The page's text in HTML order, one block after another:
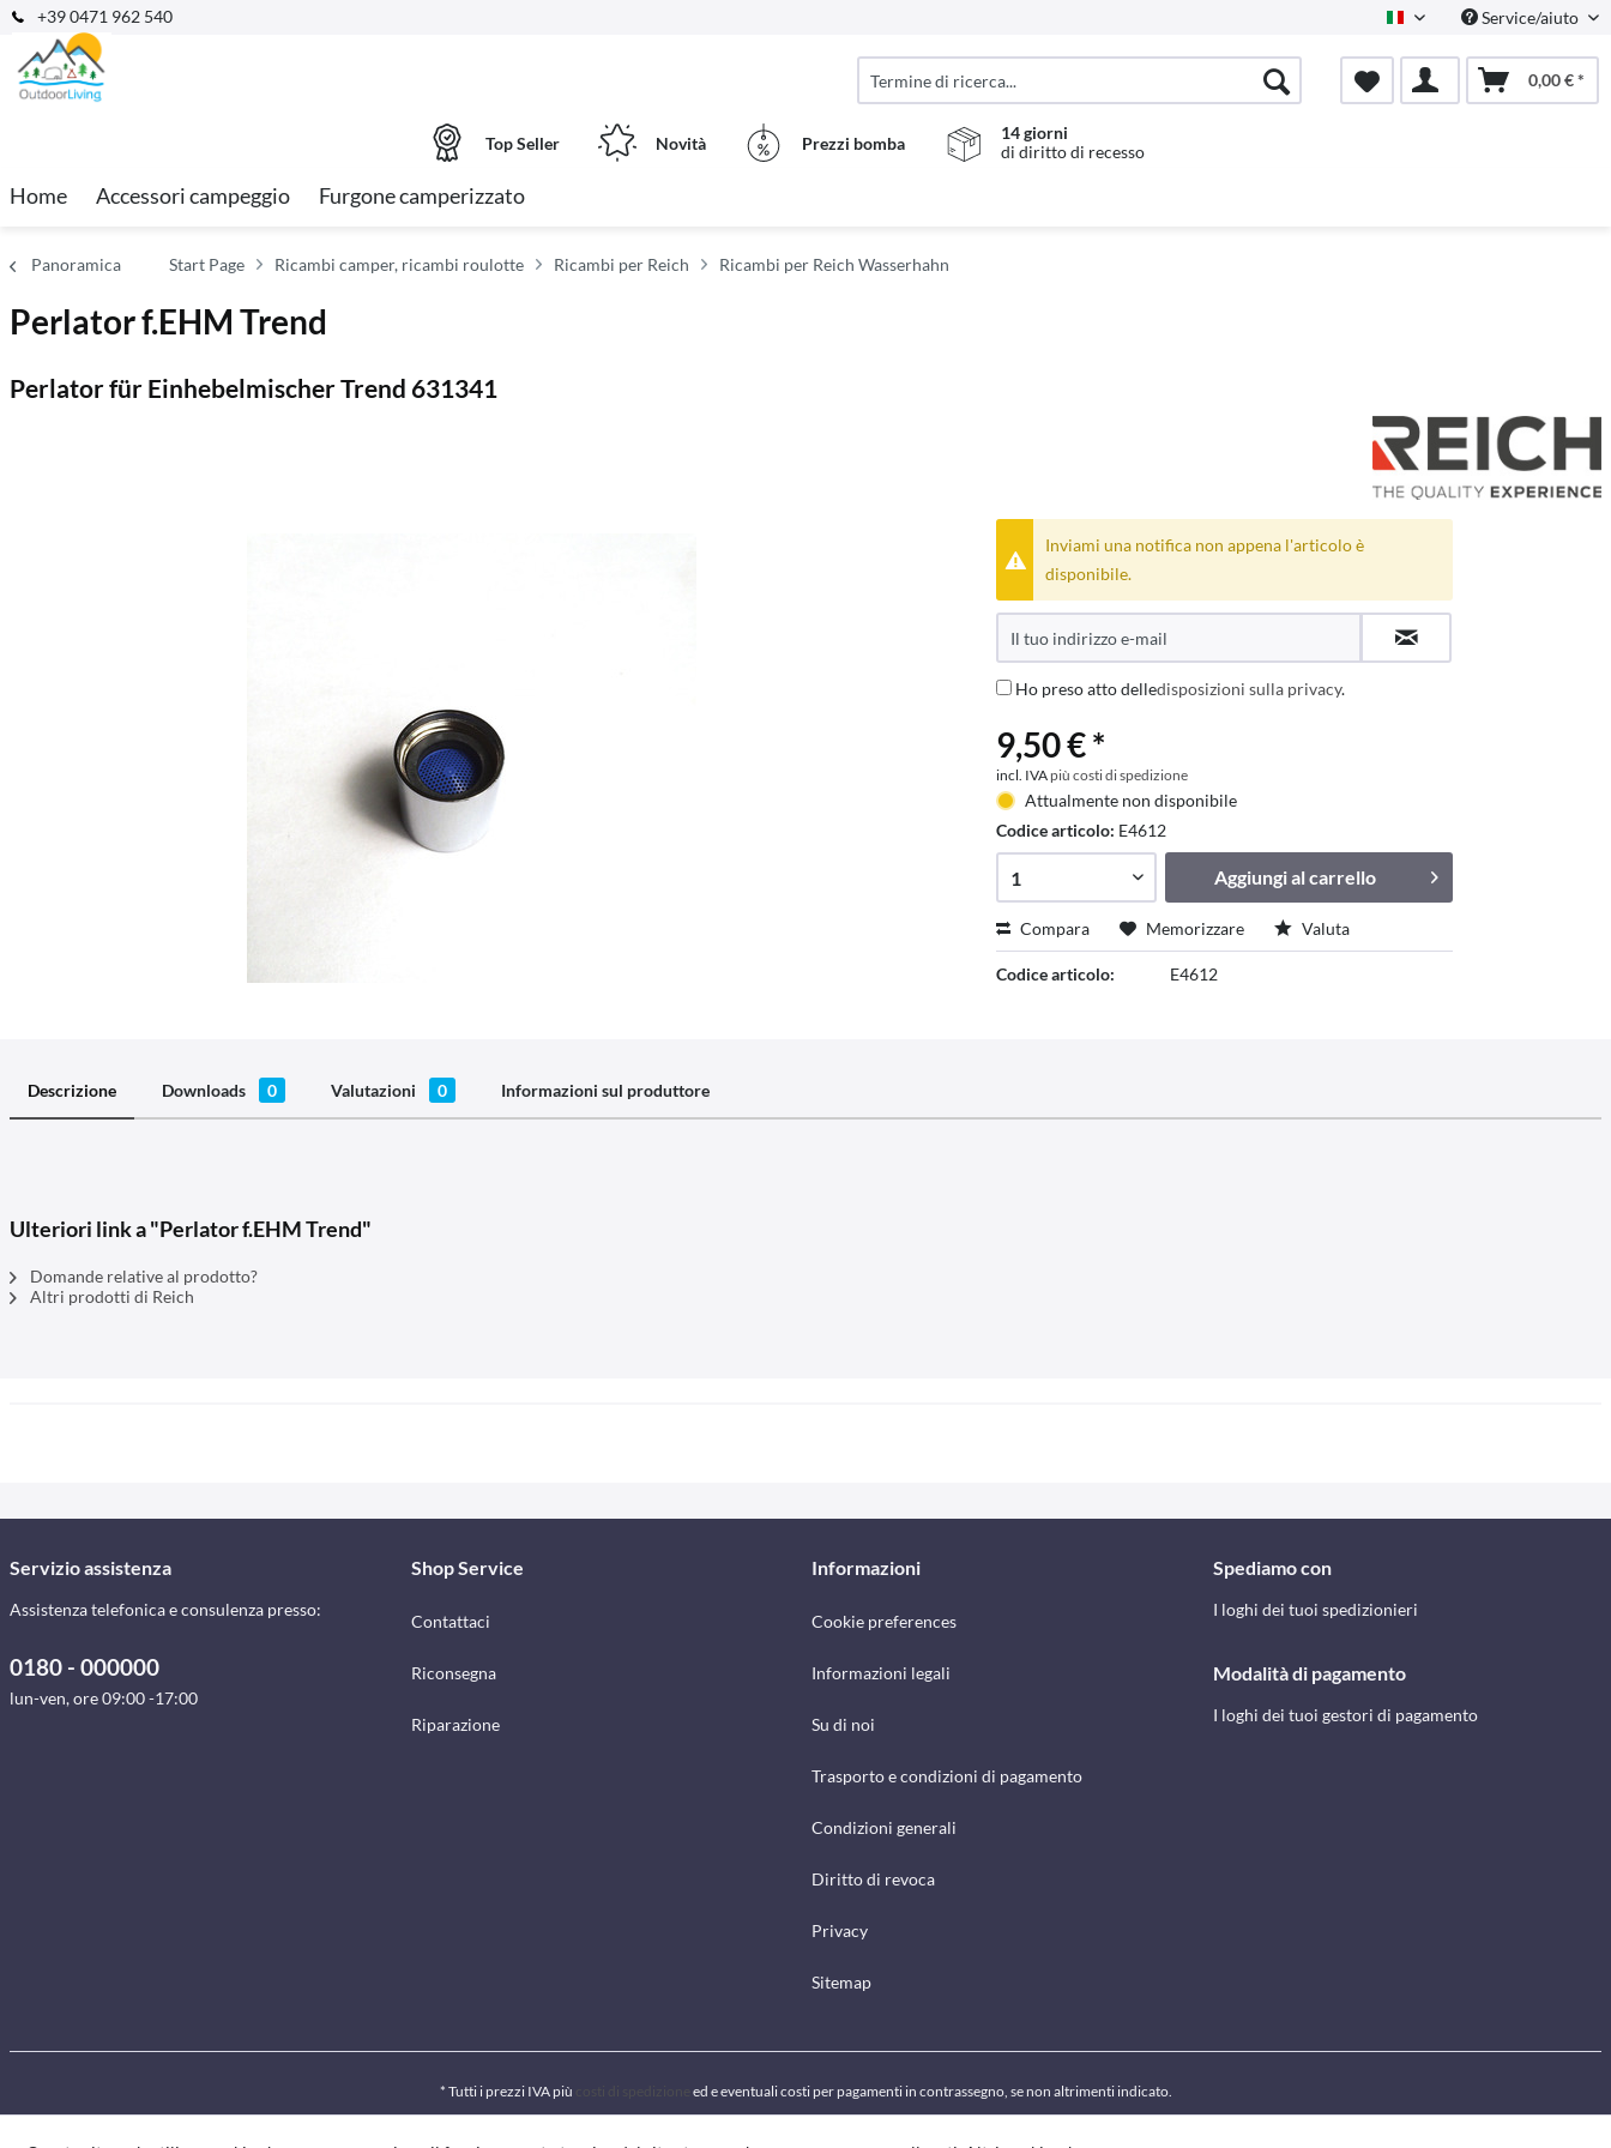
+39 0471 962 540 ItalienischService/aiuto
0,00 € *
Top Seller Novità Prezzi bomba
14 giorni
di diritto di recesso
Home Accessori campeggio Furgone camperizzato
Panoramica Start Page Ricambi camper, ricambi roulotte Ricambi per Reich Ricambi per Reich Wasserhahn
Perlator f.EHM Trend
Perlator für Einhebelmischer Trend 631341
Inviami una notifica non appena l'articolo è
disponibile.
Ho preso atto delledisposizioni sulla privacy.
9,50 € *
incl. IVA più costi di spedizione
Attualmente non disponibile
Codice articolo: E4612
Aggiungi alcarrello
Compara Memorizzare Valuta
Codice articolo: E4612
Descrizione Downloads 0 Valutazioni 0 Informazioni sul produttore
Ulteriori link a "Perlator f.EHM Trend"
Domande relative al prodotto?
Altri prodotti di Reich
Servizio assistenza
Assistenza telefonica e consulenza presso:
0180 - 000000
lun-ven, ore 09:00 -17:00
Shop Service
Contattaci
Riconsegna
Riparazione
Informazioni
Cookie preferences
Informazioni legali
Su di noi
Trasporto e condizioni di pagamento
Condizioni generali
Diritto di revoca
Privacy
Sitemap
Spediamo con
I loghi dei tuoi spedizionieri
Modalità di pagamento
I loghi dei tuoi gestori di pagamento
* Tutti i prezzi IVA più ed e eventuali costi per pagamenti in contrassegno, se non altrimenti indicato.